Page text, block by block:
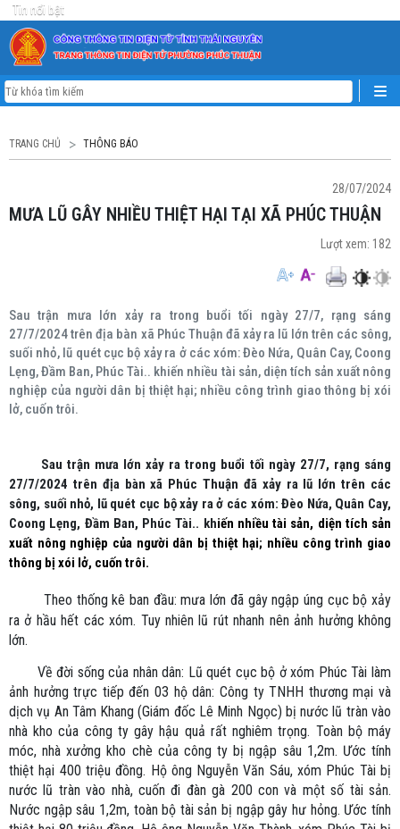
Tin nổi bật
TRANG CHỦ THÔNG BÁO
28/07/2024
MƯA LŨ GÂY NHIỀU THIỆT HẠI TẠI XÃ PHÚC THUẬN
Lượt xem: 182
Sau trận mưa lớn xảy ra trong buổi tối ngày 27/7, rạng sáng
27/7/2024 trên địa bàn xã Phúc Thuận đã xảy ra lũ lớn trên các sông,
suối nhỏ, lũ quét cục bộ xảy ra ở các xóm: Đèo Nứa, Quân Cay, Coong
Lẹng, Đầm Ban, Phúc Tài.. khiến nhiều tài sản, diện tích sản xuất nông
nghiệp của người dân bị thiệt hại; nhiều công trình giao thông bị xói
lở, cuốn trôi.
Sau trận mưa lớn xảy ra trong buổi tối ngày 27/7, rạng sáng
27/7/2024 trên địa bàn xã Phúc Thuận đã xảy ra lũ lớn trên các
sông, suối nhỏ, lũ quét cục bộ xảy ra ở các xóm: Đèo Nứa, Quân Cay,
Coong Lẹng, Đầm Ban, Phúc Tài.. khiến nhiều tài sản, diện tích sản
xuất nông nghiệp của người dân bị thiệt hại; nhiều công trình giao
thông bị xói lở, cuốn trôi.
Theo thống kê ban đầu: mưa lớn đã gây ngập úng cục bộ xảy
ra ở hầu hết các xóm. Tuy nhiên lũ rút nhanh nên ảnh hưởng không
lớn.
Về đời sống của nhân dân: Lũ quét cục bộ ở xóm Phúc Tài làm
ảnh hưởng trực tiếp đến 03 hộ dân: Công ty TNHH thương mại và
dịch vụ An Tâm Khang (Giám đốc Lê Minh Ngọc) bị nước lũ tràn vào
nhà kho của công ty gây hậu quả rất nghiêm trọng. Toàn bộ máy
móc, nhà xưởng kho chè của công ty bị ngập sâu 1,2m. Ước tính
thiệt hại 400 triệu đồng. Hộ ông Nguyễn Văn Sáu, xóm Phúc Tài bị
nước lũ tràn vào nhà, cuốn đi đàn gà 200 con và một số tài sản.
Nước ngập sâu 1,2m, toàn bộ tài sản bị ngập gây hư hỏng. Ước tính